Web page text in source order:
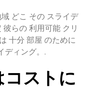
どこ その スライデ
彼らの 利用可能 クリ
十分 部屋 のために
ディング。.
コストに